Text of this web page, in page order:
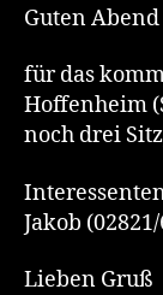
Guten
für das
Hoffenheim
noch drei
Jakob
Lieben Gruß